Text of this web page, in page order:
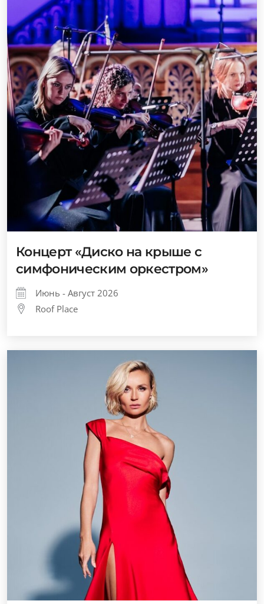
Концерт «Диско на крыше с
симфоническим оркестром»
Июнь - Август 2026
Roof Place